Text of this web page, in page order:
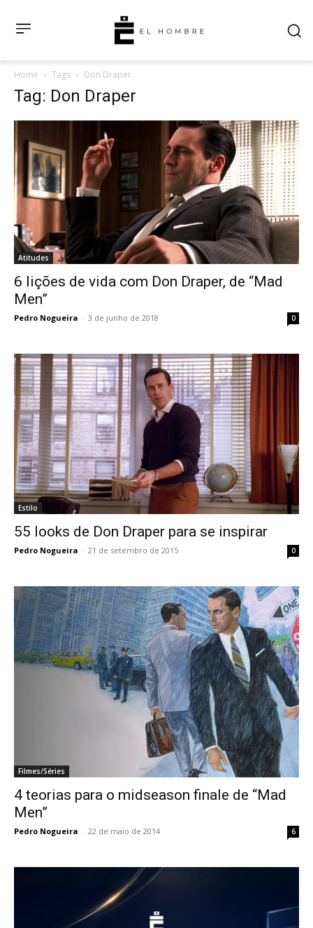
Home Tags Don Draper
Tag: Don Draper
Atitudes
6 lições de vida com Don Draper, de “Mad
Men”
Pedro Nogueira - 3 de junho de 2018 0
Estilo
55 looks de Don Draper para se inspirar
Pedro Nogueira - 21 de setembro de 2015 0
Filmes/Séries
4 teorias para o midseason finale de “Mad
Men”
Pedro Nogueira - 22 de maio de 2014 6